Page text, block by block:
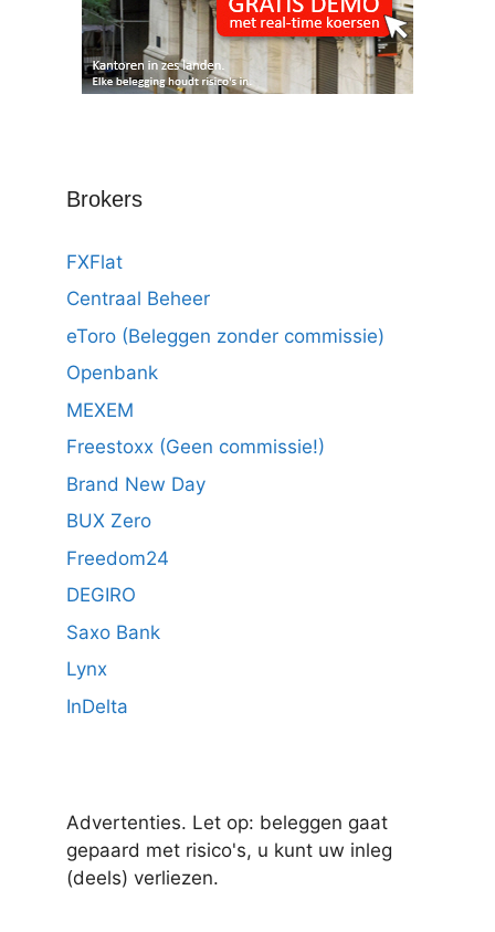
Brokers
FXFlat
Centraal Beheer
eToro (Beleggen zonder commissie)
Openbank
MEXEM
Freestoxx (Geen commissie!)
Brand New Day
BUX Zero
Freedom24
DEGIRO
Saxo Bank
Lynx
InDelta
Advertenties. Let op: beleggen gaat
gepaard met risico's, u kunt uw inleg
(deels) verliezen.